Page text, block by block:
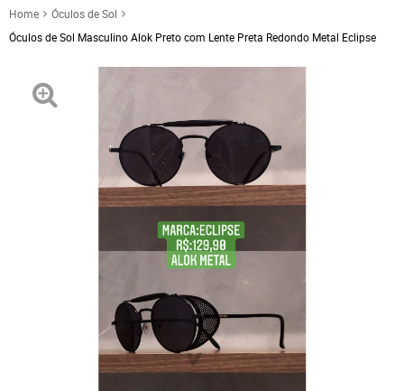
Home
Óculos de Sol
Óculos de Sol Masculino Alok Preto com Lente Preta Redondo Metal Eclipse